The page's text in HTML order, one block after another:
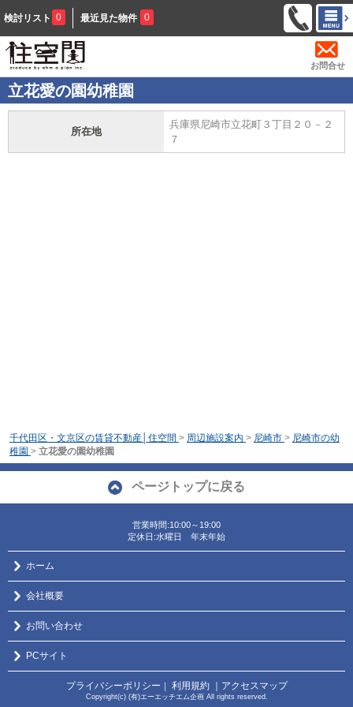
検討リスト 0 最近見た物件 0
お問合せ
立花愛の園幼稚園
所在地
兵庫県尼崎市立花町３丁目２０－２
７
千代田区・文京区の賃貸不動産│住空間 > 周辺施設案内 > 尼崎市 > 尼崎市の幼
稚園 > 立花愛の園幼稚園
ページトップに戻る
営業時間:10:00～19:00
定休日:水曜日 年末年始
ホーム
会社概要
お問い合わせ
PCサイト
プライバシーポリシー ｜ 利用規約 ｜アクセスマップ
Copyright(c) (有)エーエッチエム企画 All rights reserved.